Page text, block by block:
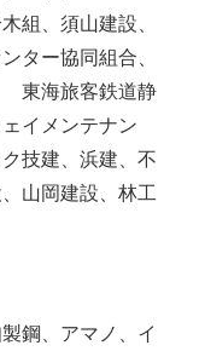
組、須山建設、
ター協同組合、
東海旅客鉄道静
イメンテナン
技建、浜建、不
山岡建設、林工
鋼、アマノ、イ